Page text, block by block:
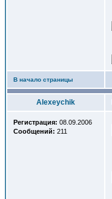
В начало страницы
Alexeychik
Регистрация: 08.09.2006
Сообщений: 211